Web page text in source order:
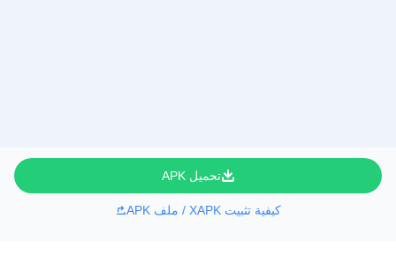
تحميل APK
كيفية تثبيت XAPK / ملف APK